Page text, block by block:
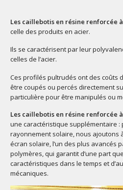
Les caillebotis en résine renforcée
celle des produits en acier.
Ils se caractérisent par leur
celles de l’acier.
Ces profilés pultrudés ont des coûts
être coupés ou percés directement
particulière pour être manipulés ou
Les caillebotis en résine renforcée
une caractéristique supplémentaire
rayonnement solaire, nous ajoutons
écran solaire, l’un des plus avancés
polymères, qui garantit d’une part
caractéristiques dans le temps et
mécaniques.